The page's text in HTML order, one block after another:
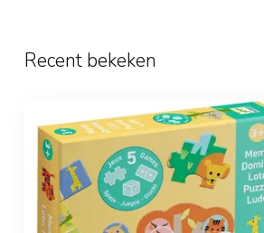
Recent bekeken